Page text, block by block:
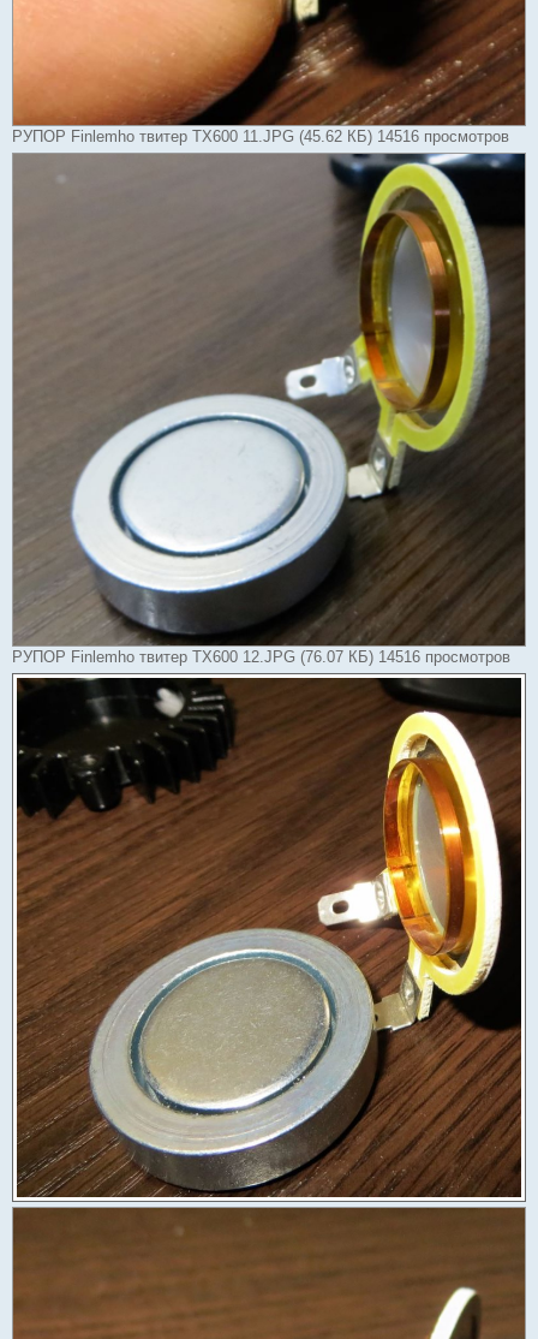
РУПОР Finlemho твитер TX600 11.JPG (45.62 КБ) 14516 просмотров
РУПОР Finlemho твитер TX600 12.JPG (76.07 КБ) 14516 просмотров